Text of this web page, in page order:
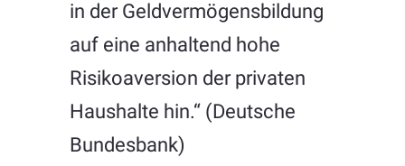
in der Geldvermögensbildung
auf eine anhaltend hohe
Risikoaversion der privaten
Haushalte hin.“ (Deutsche
Bundesbank)